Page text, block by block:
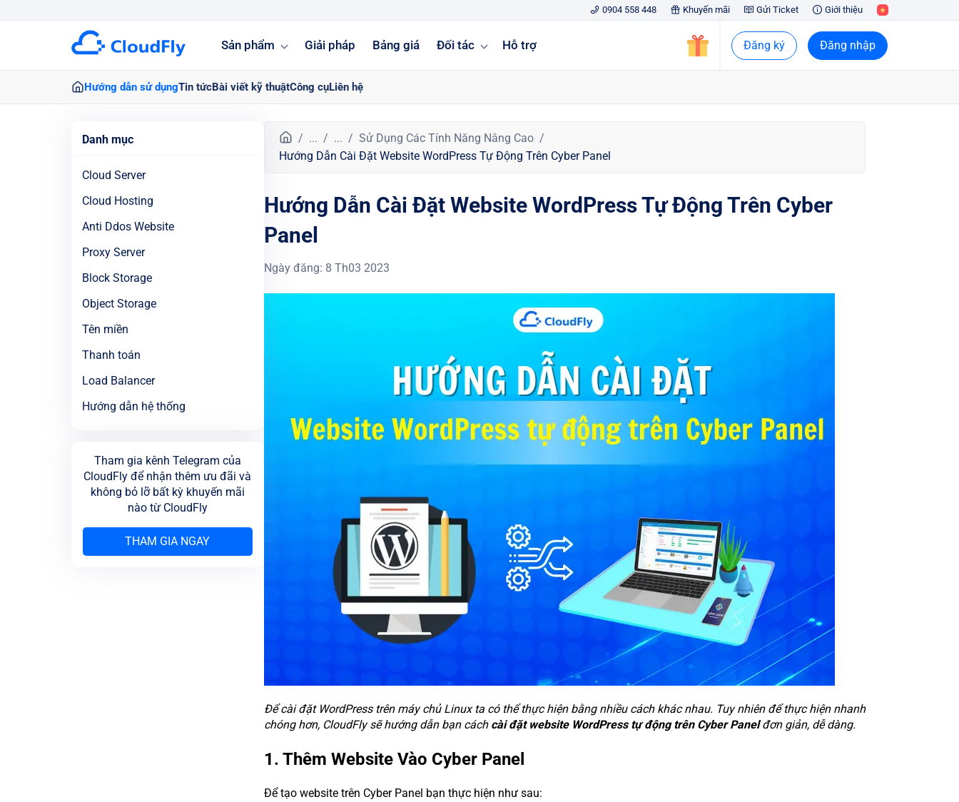
0904 558 448 Khuyến mãi Gửi Ticket Giới thiệu
Sản phẩm Giải pháp Bảng giá Đối tác Hỗ trợ Đăng ký Đăng nhập
Hướng dẫn sử dụngTin tứcBài viết kỹ thuậtCông cụLiên hệ
Danh mục
Cloud Server
Cloud Hosting
Anti Ddos Website
Proxy Server
Block Storage
Object Storage
Tên miền
Thanh toán
Load Balancer
Hướng dẫn hệ thống
Tham gia kênh Telegram của
CloudFly để nhận thêm ưu đãi và
không bỏ lỡ bất kỳ khuyến mãi
nào từ CloudFly
THAM GIA NGAY
T
r
g
c
h
ủ
... ...
Sử Dụng Các Tính Năng Nâng Cao
Hướng Dẫn Cài Đặt Website WordPress Tự Động Trên Cyber Panel
Hướng Dẫn Cài Đặt Website WordPress Tự Động Trên Cyber
Panel
Ngày đăng: 8 Th03 2023
Để cài đặt WordPress trên máy chủ Linux ta có thể thực hiện bằng nhiều cách khác nhau. Tuy nhiên để thực hiện nhanh
chóng hơn, CloudFly sẽ hướng dẫn bạn cách cài đặt website WordPress tự động trên Cyber Panelđơn giản, dễ dàng.
1. Thêm Website Vào Cyber Panel
Để tạo website trên Cyber Panel bạn thực hiện như sau: